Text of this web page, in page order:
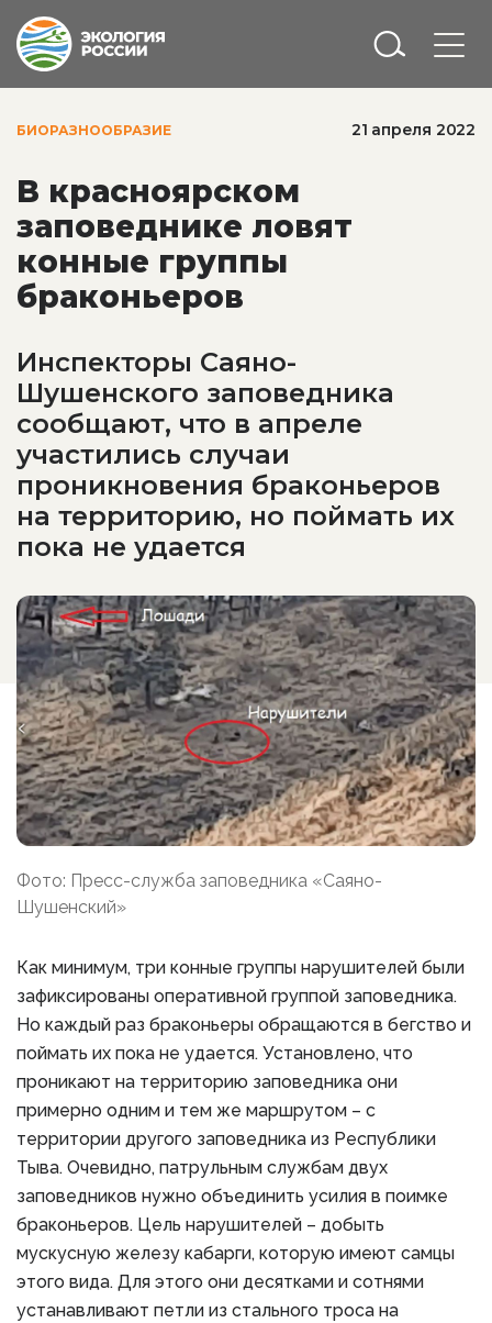
БИОРАЗНООБРАЗИЕ 21 апреля 2022
В красноярском
заповеднике ловят
конные группы
браконьеров
Инспекторы Саяно-
Шушенского заповедника
сообщают, что в апреле
участились случаи
проникновения браконьеров
на территорию, но поймать их
пока не удается
Фото: Пресс-служба заповедника «Саяно-
Шушенский»
Как минимум, три конные группы нарушителей были
зафиксированы оперативной группой заповедника.
Но каждый раз браконьеры обращаются в бегство и
поймать их пока не удается. Установлено, что
проникают на территорию заповедника они
примерно одним и тем же маршрутом – с
территории другого заповедника из Республики
Тыва. Очевидно, патрульным службам двух
заповедников нужно объединить усилия в поимке
браконьеров. Цель нарушителей – добыть
мускусную железу кабарги, которую имеют самцы
этого вида. Для этого они десятками и сотнями
устанавливают петли из стального троса на